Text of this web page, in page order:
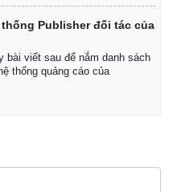
thống Publisher đối tác của
bài viết sau để nắm danh sách
thống quảng cáo của